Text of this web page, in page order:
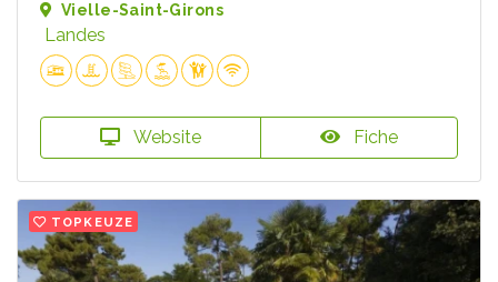
Vielle-Saint-Girons
Landes
Website Fiche
TOPKEUZE